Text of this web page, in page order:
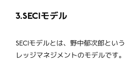
3.SECIモデル
SECIモデルとは、野中郁次郎とい
レッジマネジメントのモデルです